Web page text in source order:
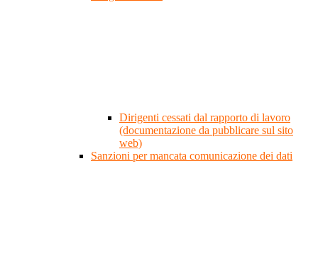
Dirigenti cessati dal rapporto di lavoro
(documentazione da pubblicare sul sito
web)
Sanzioni per mancata comunicazione dei dati